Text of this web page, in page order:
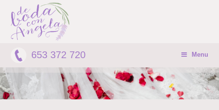
653 372 720 Menu